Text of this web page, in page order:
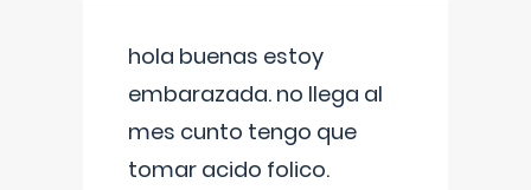
hola buenas estoy
embarazada. no llega al
mes cunto tengo que
tomar acido folico.